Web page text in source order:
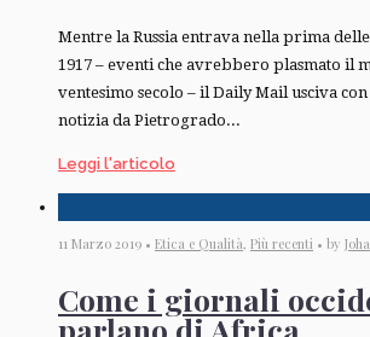
Mentre la Russia entrava nella prima
1917 – eventi che avrebbero plasmato il
ventesimo secolo – il Daily Mail usciva
notizia da Pietrogrado...
Leggi l'articolo
11 Marzo 2019 • Etica e Qualità, Più recenti • by
Come i giornali